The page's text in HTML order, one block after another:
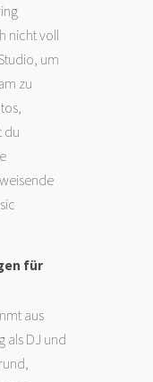
nicht voll
um
zu
du
für
aus
als DJ und